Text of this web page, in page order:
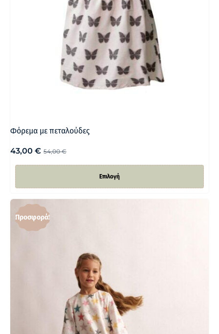
Φόρεμα με πεταλούδες
54,00€
43,00 €
Επιλογή
Προσφορά!